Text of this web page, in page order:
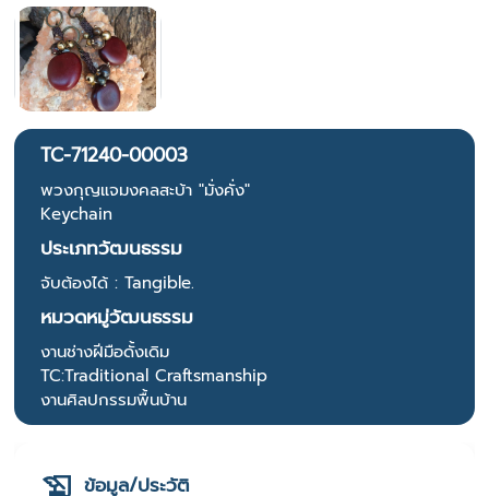
TC-71240-00003
พวงกุญแจมงคลสะบ้า "มั่งคั่ง"
Keychain
ประเภทวัฒนธรรม
จับต้องได้ : Tangible.
หมวดหมู่วัฒนธรรม
งานช่างฝีมือดั้งเดิม
TC:Traditional Craftsmanship
งานศิลปกรรมพื้นบ้าน
ข้อมูล/ประวัติ